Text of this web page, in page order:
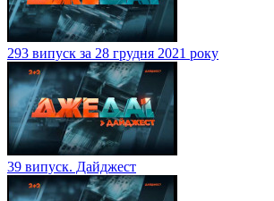
293 випуск за 28 грудня 2021 року
39 випуск. Дайджест